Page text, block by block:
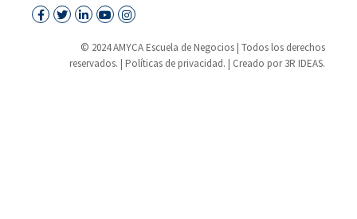
© 2024 AMYCA Escuela de Negocios | Todos los derechos
reservados. | Políticas de privacidad. | Creado por 3R IDEAS.